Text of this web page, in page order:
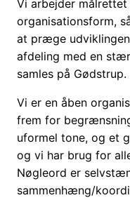
Vi arbejder
organisationsform,
at præge
afdeling med en
samles på Gødstrup.
Vi er en åben
frem for
uformel tone, og et
og vi har brug for
Nøgleord er
sammenhæng/